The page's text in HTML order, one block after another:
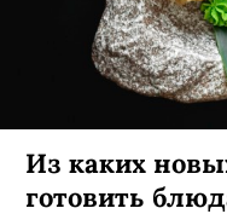
Из каких
готовить